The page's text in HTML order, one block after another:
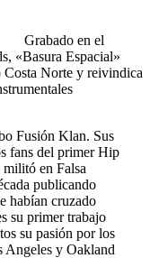
Grabado en el
«Basura Espacial»
Costa Norte y reivindica
Fusión Klan. Sus
fans del primer Hip
en Falsa
publicando
habían cruzado
su primer trabajo
su pasión por los
Angeles y Oakland